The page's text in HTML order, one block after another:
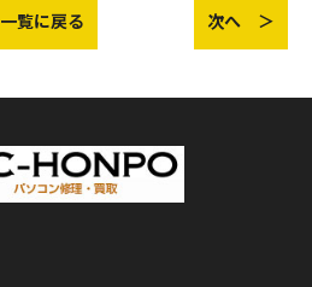
一覧に戻る 次へ ＞